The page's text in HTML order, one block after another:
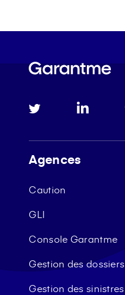
Agences
Caution
GLI
Console Garantme
Gestion des dossiers
Gestion des sinistres